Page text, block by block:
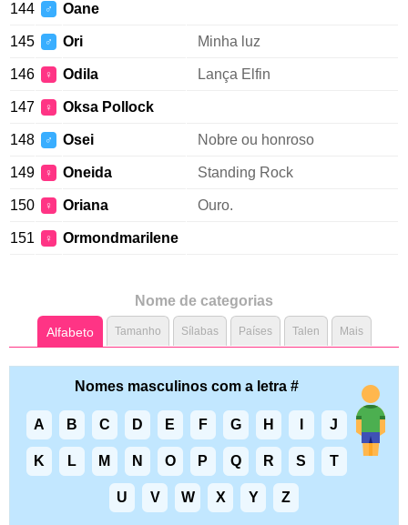
144 ♂ Oane
145 ♂ Ori Minha luz
146 ♀ Odila Lança Elfin
147 ♀ Oksa Pollock
148 ♂ Osei Nobre ou honroso
149 ♀ Oneida Standing Rock
150 ♀ Oriana Ouro.
151 ♀ Ormondmarilene
Nome de categorias
Alfabeto Tamanho Sílabas Países Talen Mais
Nomes masculinos com a letra #
A B C D E F G H J
K L M N O P Q R S T
U V W X Y Z